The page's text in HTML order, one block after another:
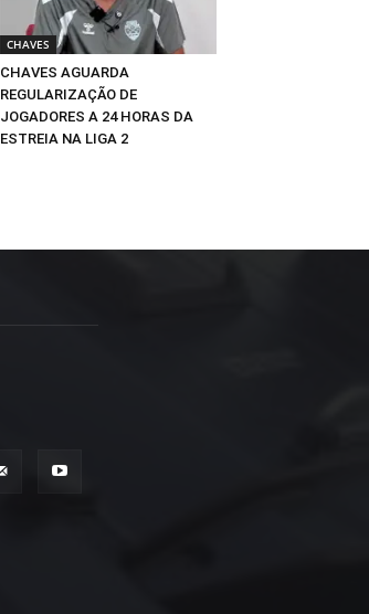
CHAVES
CHAVES AGUARDA
REGULARIZAÇÃO DE
JOGADORES A 24 HORAS DA
ESTREIA NA LIGA 2